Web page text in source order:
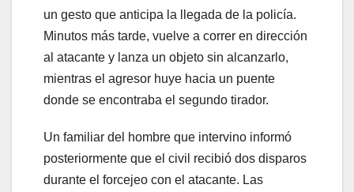
un gesto que anticipa la llegada de la policía.
Minutos más tarde, vuelve a correr en dirección
al atacante y lanza un objeto sin alcanzarlo,
mientras el agresor huye hacia un puente
donde se encontraba el segundo tirador.
Un familiar del hombre que intervino informó
posteriormente que el civil recibió dos disparos
durante el forcejeo con el atacante. Las